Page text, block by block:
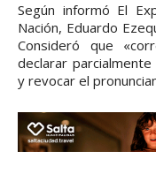
Según informó El
Nación, Eduardo
Consideró que
declarar
y revocar el